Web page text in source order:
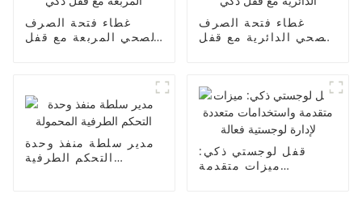
غطاء فتحة الصرف
الصحي المربعة مع قفل
غطاء فتحة الصرف
الصحي الدائرية مع قفل
مدير سلطة منفذ وحدة
التحكم الطرفية
قفل لوجستي ذكي:
ميزات متقدمة